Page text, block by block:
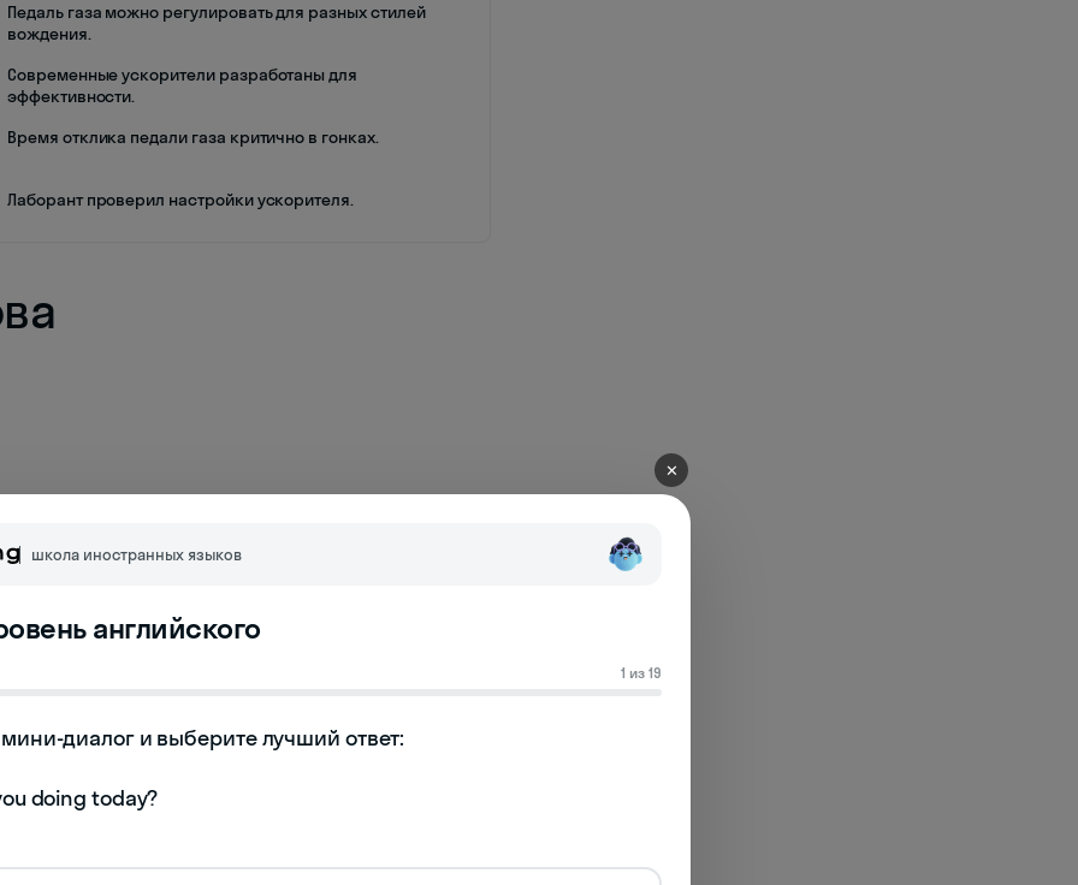
Педаль газа можно регулировать для разных стилей
вождения.
Современные ускорители разработаны для
эффективности.
Время отклика педали газа критично в гонках.
Лаборант проверил настройки ускорителя.
✕
школа иностранных языков
английского
1 из 19
диалог и выберите лучший ответ: